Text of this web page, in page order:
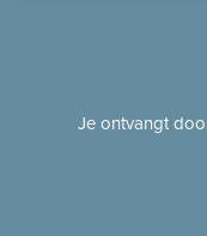
Je ontvangt